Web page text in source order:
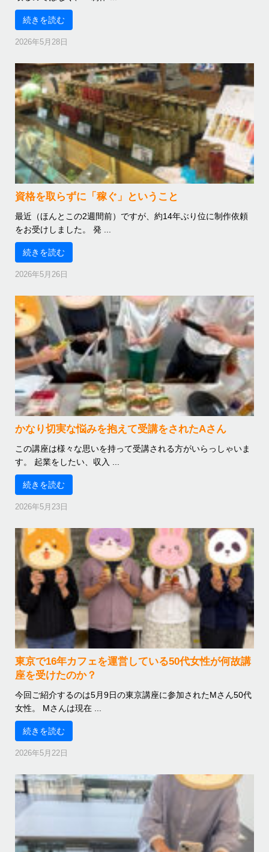
続きを読む
2026年5月28日
資格を取らずに「稼ぐ」ということ
最近（ほんとこの2週間前）ですが、約14年ぶり位に制作依頼
をお受けしました。 発 ...
続きを読む
2026年5月26日
かなり切実な悩みを抱えて受講をされたAさん
この講座は様々な思いを持って受講される方がいらっしゃいま
す。 起業をしたい、収入 ...
続きを読む
2026年5月23日
東京で16年カフェを運営している50代女性が何故講
座を受けたのか？
今回ご紹介するのは5月9日の東京講座に参加されたMさん50代
女性。 Mさんは現在 ...
続きを読む
2026年5月22日